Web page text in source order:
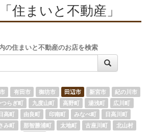
住まいと不動産」
の住まいと不動産のお店を検索
有田市 御坊市 田辺市 新宮市
紀の川市
つらぎ町 九度山町 高野町 湯浅町
広川町
高町 由良町 印南町 みなべ町
日高川町
み町 那智勝浦町 太地町 古座川町
北山村